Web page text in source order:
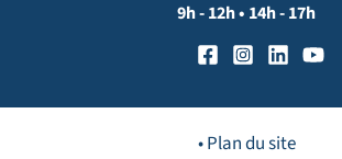
9h - 12h • 14h - 17h
• Plan du site